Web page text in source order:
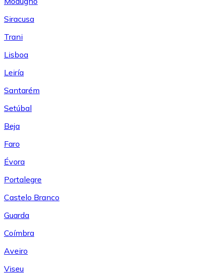
Siracusa
Trani
Lisboa
Leiría
Santarém
Setúbal
Beja
Faro
Évora
Portalegre
Castelo Branco
Guarda
Coímbra
Aveiro
Viseu